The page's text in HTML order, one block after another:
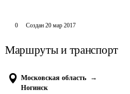
0 Создан 20 мар 2017
Маршруты и транспорт
Московская область
→
Ногинск